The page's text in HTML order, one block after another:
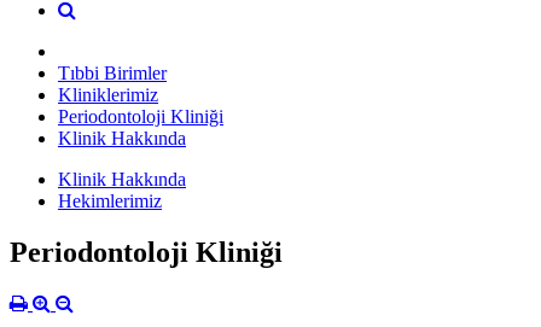
Tıbbi Birimler
Kliniklerimiz
Periodontoloji Kliniği
Klinik Hakkında
Klinik Hakkında
Hekimlerimiz
Periodontoloji Kliniği